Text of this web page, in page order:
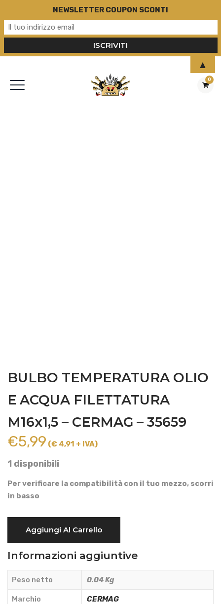
0
BULBO TEMPERATURA OLIO
E ACQUA FILETTATURA
M16x1,5 – CERMAG – 35659
€5,99 (€ 4,91 + IVA)
1 disponibili
Per verificare la compatibilità con il tuo mezzo, scorri
in basso
TEMPERATURA
E
ACQUA
FILETTATURA
M16x1,5
Aggiungi Al Carrello
Informazioni aggiuntive
Peso netto 0.04 Kg
Marchio CERMAG
NEWSLETTER COUPON SCONTI
▲